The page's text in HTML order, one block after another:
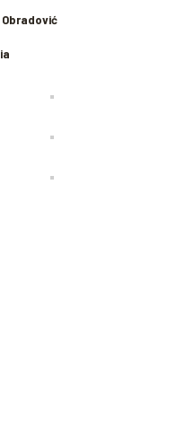
Obradović